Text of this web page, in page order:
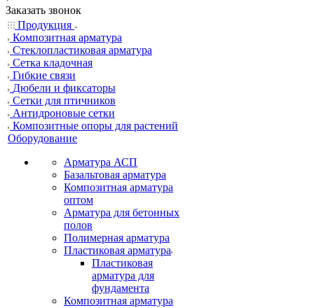
Заказать звонок
Продукция
Композитная арматура
Cтеклопластиковая арматура
Сетка кладочная
Гибкие связи
Дюбели и фиксаторы
Сетки для птичников
Антидроновые сетки
Композитные опоры для растений
Оборудование
Арматура АСП
Базальтовая арматура
Композитная арматура
оптом
Арматура для бетонных
полов
Полимерная арматура
Пластиковая арматура
Пластиковая
арматура для
фундамента
Композитная арматура